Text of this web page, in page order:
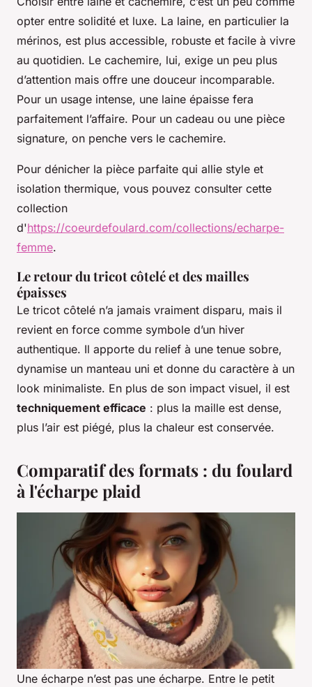
opter entre solidité et luxe. La laine, en particulier la
mérinos, est plus accessible, robuste et facile à vivre
au quotidien. Le cachemire, lui, exige un peu plus
d’attention mais offre une douceur incomparable.
Pour un usage intense, une laine épaisse fera
parfaitement l’affaire. Pour un cadeau ou une pièce
signature, on penche vers le cachemire.
Pour dénicher la pièce parfaite qui allie style et
isolation thermique, vous pouvez consulter cette
collection
d'https://coeurdefoulard.com/collections/echarpe-
femme.
Le retour du tricot côtelé et des mailles
épaisses
Le tricot côtelé n’a jamais vraiment disparu, mais il
revient en force comme symbole d’un hiver
authentique. Il apporte du relief à une tenue sobre,
dynamise un manteau uni et donne du caractère à un
look minimaliste. En plus de son impact visuel, il est
techniquement efficace : plus la maille est dense,
plus l’air est piégé, plus la chaleur est conservée.
Comparatif des formats : du foulard
à l'écharpe plaid
Une écharpe n’est pas une écharpe. Entre le petit